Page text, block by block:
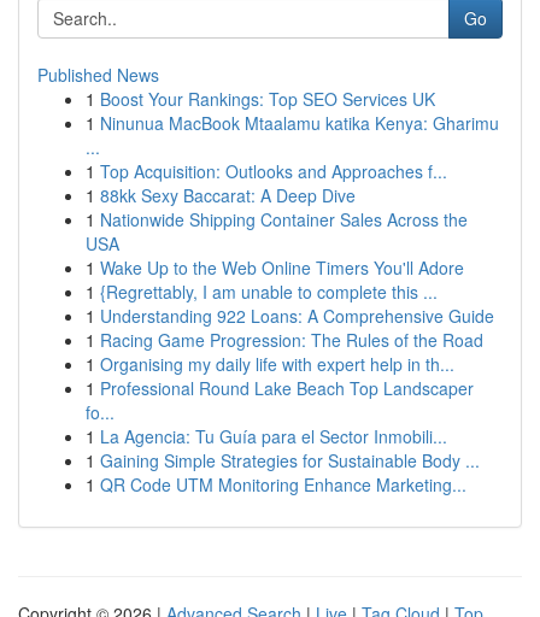
Go
Published News
1 Boost Your Rankings: Top SEO Services UK
1 Ninunua MacBook Mtaalamu katika Kenya: Gharimu
...
1 Top Acquisition: Outlooks and Approaches f...
1 88kk Sexy Baccarat: A Deep Dive
1 Nationwide Shipping Container Sales Across the
USA
1 Wake Up to the Web Online Timers You'll Adore
1 {Regrettably, I am unable to complete this ...
1 Understanding 922 Loans: A Comprehensive Guide
1 Racing Game Progression: The Rules of the Road
1 Organising my daily life with expert help in th...
1 Professional Round Lake Beach Top Landscaper
fo...
1 La Agencia: Tu Guía para el Sector Inmobili...
1 Gaining Simple Strategies for Sustainable Body ...
1 QR Code UTM Monitoring Enhance Marketing...